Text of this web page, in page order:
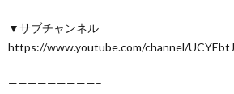
▼サブチャンネル
https://www.youtube.com/channel/
—————————–